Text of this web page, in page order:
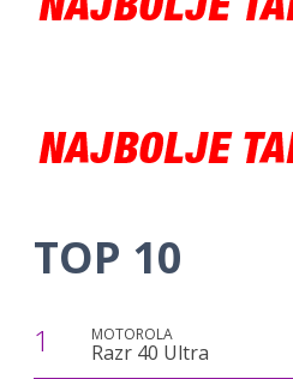
TOP 10
1 MOTOROLA
Razr 40 Ultra